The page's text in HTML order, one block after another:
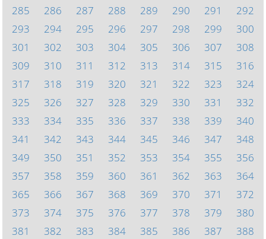
285
286 287 288 289 290 291
292
293
294 295 296 297 298 299
300
301
302 303 304 305 306 307
308
309
310 311 312 313 314 315
316
317
318 319 320 321 322 323
324
325
326 327 328 329 330 331
332
333
334 335 336 337 338 339
340
341
342 343 344 345 346 347
348
349
350 351 352 353 354 355
356
357
358 359 360 361 362 363
364
365
366 367 368 369 370 371
372
373
374 375 376 377 378 379
380
381
382 383 384 385 386 387 388